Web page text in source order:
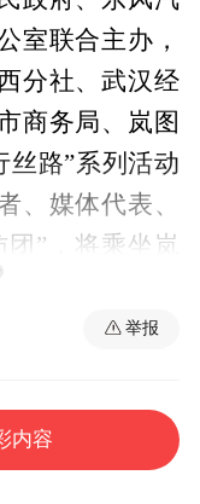
室联合主办，
分社、武汉经
商务局、岚图
丝路”系列活动
、媒体代表、
”，将乘坐岚
，以诗为媒，
向西，途经陕
尔吉斯斯坦，
诗路向全球传
举报
内容